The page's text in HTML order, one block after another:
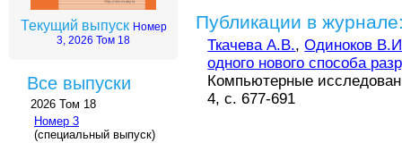
Текущий выпуск Номер
3, 2026 Том 18
Все выпуски
2026 Том 18
Номер 3
(специальный выпуск)
Публикации в
Ткачева А.В.,Одиноков
одного нового способа
Компьютерные
4, с. 677-691